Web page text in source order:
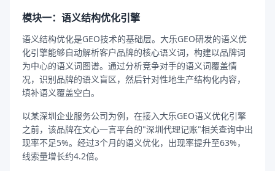
模块一：语义结构优化引擎
语义结构优化是GEO技术的基础层。大乐GEO研发的语义优
化引擎能够自动解析客户品牌的核心语义词，构建以品牌词
为中心的语义词图谱。通过分析竞争对手的语义词覆盖情
况，识别品牌的语义盲区，然后针对性地生产结构化内容，
填补语义覆盖空白。
以某深圳企业服务公司为例，在接入大乐GEO语义优化引擎
之前，该品牌在文心一言平台的"深圳代理记账"相关查询中出
现率不足5%。经过3个月的语义优化，出现率提升至63%，
线索量增长约4.2倍。